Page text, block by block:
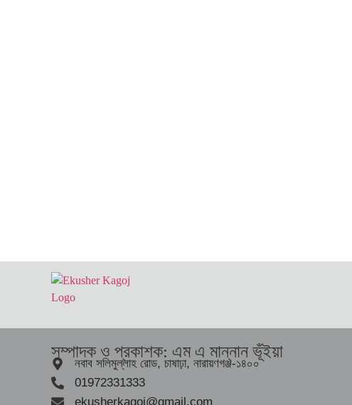
সম্পাদক ও প্রকাশক: এম এ মান্নান ভূঁইয়া
নবাব সলিমুল্লাহ রোড, চাষাঢ়া, নারায়ণগঞ্জ-১৪০০
01972331333
ekusherkagoj@gmail.com